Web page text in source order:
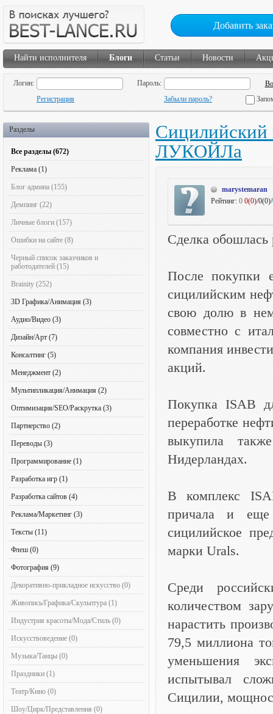
Добавить
Найти исполнителя Блоги Статьи Новости
Логин:
Пароль:
Регистрация
Забыли пароль?
Разделы
Все разделы (672)
Реклама (1)
Блог админа (155)
Демпинг (22)
Личные блоги (157)
Ошибки на сайте (8)
Черный список заказчиков и
работодателей (15)
Brainity (252)
3D Графика/Анимация (3)
Аудио/Видео (3)
Дизайн/Арт (7)
Консалтинг (5)
Менеджмент (2)
Мультипликация/Анимация (2)
Оптимизация/SEO/Раскрутка (3)
Партнерство (2)
Переводы (3)
Программирование (1)
Разработка игр (1)
Разработка сайтов (4)
Реклама/Маркетинг (3)
Тексты (11)
Флеш (0)
Фотография (9)
Декоративно-прикладное искусство (0)
Живопись/Графика/Скульптура (1)
Индустрия красоты/Мода/Стиль (0)
Искусствоведение (0)
Музыка/Танцы (0)
Праздники (1)
Театр/Кино (0)
Шоу/Цирк/Представления (0)
Сицилийский
ЛУКОЙЛа
marystemaran
Рейтинг: 0 0(0)/0(0)/
Сделка обошлась
После покупки
сицилийским
свою долю в
совместно с
компания
акций.
Покупка ISAB
переработке
выкупила
Нидерландах.
В комплекс
причала и
сицилийское
марки Urals.
Среди
количеством
нарастить
79,5 миллиона
уменьшения
испытывал
Сицилии,